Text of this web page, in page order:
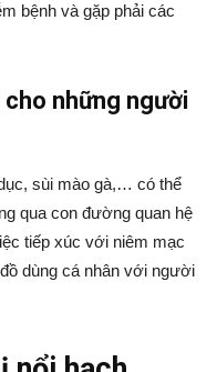
bệnh và gặp phải các
những người
sùi mào gà,… có thể
qua con đường quan hệ
tiếp xúc với niêm mạc
dùng cá nhân với người